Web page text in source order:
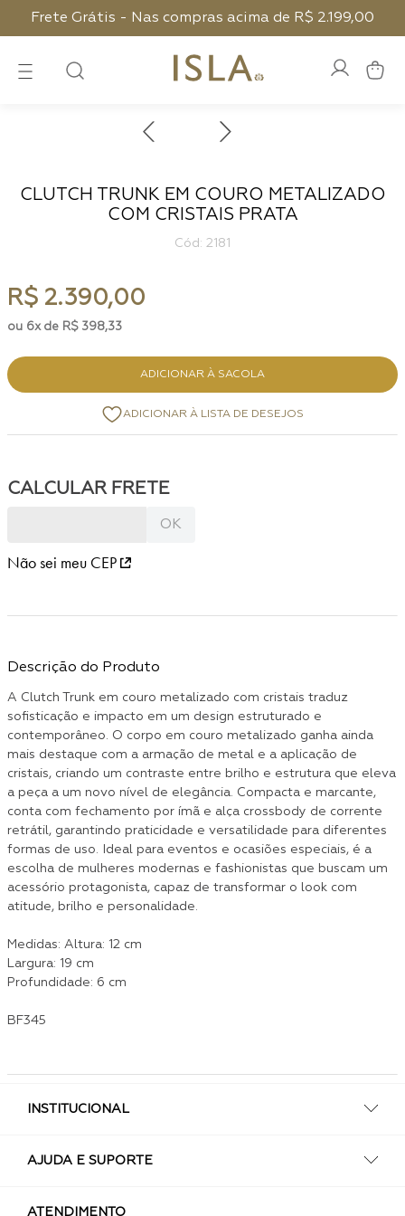
Frete Grátis - Nas compras acima de R$ 2.199,00
CLUTCH TRUNK EM COURO METALIZADO
COM CRISTAIS PRATA
: 2181
R$ 2.390,00
6 R$ 398,33
ADICIONAR À SACOLA
Não sei meu CEP
Descrição do Produto
A Clutch Trunk em couro metalizado com cristais traduz
sofisticação e impacto em um design estruturado e
contemporâneo. O corpo em couro metalizado ganha ainda
mais destaque com a armação de metal e a aplicação de
cristais, criando um contraste entre brilho e estrutura que eleva
a peça a um novo nível de elegância. Compacta e marcante,
conta com fechamento por ímã e alça crossbody de corrente
retrátil, garantindo praticidade e versatilidade para diferentes
formas de uso. Ideal para eventos e ocasiões especiais, é a
escolha de mulheres modernas e fashionistas que buscam um
acessório protagonista, capaz de transformar o look com
atitude, brilho e personalidade.
Medidas: Altura: 12 cm
Largura: 19 cm
Profundidade: 6 cm
BF345
INSTITUCIONAL
AJUDA E SUPORTE
ATENDIMENTO